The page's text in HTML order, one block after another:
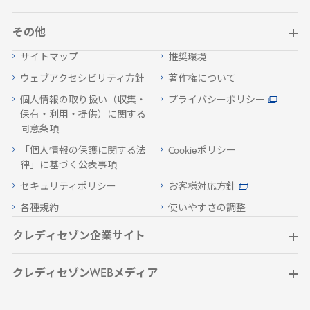
その他
サイトマップ 推奨環境
ウェブアクセシビリティ方針 著作権について
個人情報の取り扱い（収集・
保有・利用・提供）に関する
同意条項
プライバシーポリシー
「個人情報の保護に関する法
律」に基づく公表事項
Cookieポリシー
セキュリティポリシー お客様対応方針
各種規約 使いやすさの調整
クレディセゾン企業サイト
クレディセゾンWEBメディア